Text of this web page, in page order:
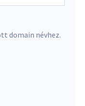
domain névhez.